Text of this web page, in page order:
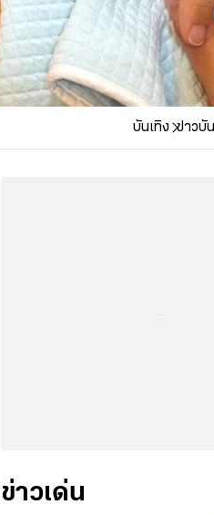
บันเทิง ข่าวบั
ข่าวเด่น